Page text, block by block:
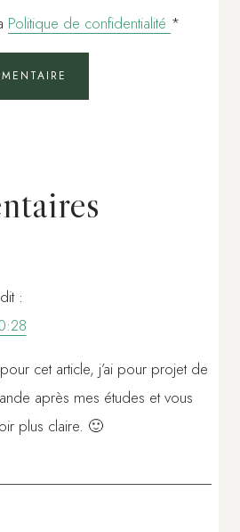
Politique de confidentialité *
dit :
cet article, j’ai pour projet de
après mes études et vous
plus claire. 🙂